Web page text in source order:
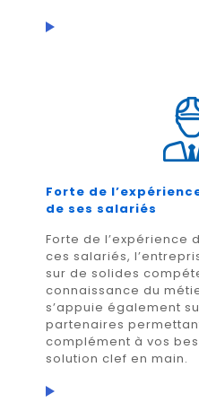
Forte de
de ses salariés
Forte de l’expérience
ces salariés,
sur de solides
connaissance du
s’appuie également
partenaires
complément à vos
solution clef en main.